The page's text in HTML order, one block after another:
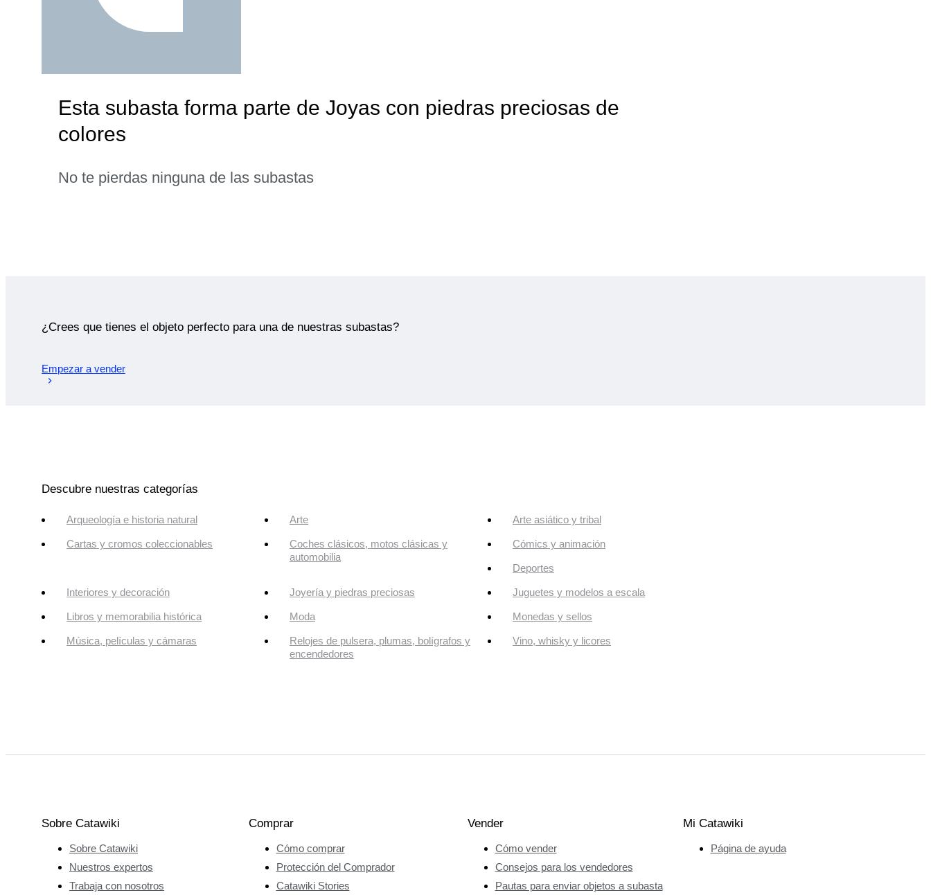
Esta subasta forma parte de Joyas con piedras preciosas de
colores
No te pierdas ninguna de las subastas
¿Crees que tienes el objeto perfecto para una de nuestras subastas?
Empezar a vender
Descubre nuestras categorías
Arqueología e historia natural Arte Arte asiático y tribal
Cartas y cromos coleccionables
Coches clásicos, motos clásicas y
automobilia
Cómics y animación
Deportes
Interiores y decoración Joyería y piedras preciosas Juguetes y modelos a escala
Libros y memorabilia histórica Moda Monedas y sellos
Música, películas y cámaras
Relojes de pulsera, plumas, bolígrafos y
encendedores
Vino, whisky y licores
Sobre Catawiki
Sobre Catawiki
Nuestros expertos
Trabaja con nosotros
Comprar
Cómo comprar
Protección del Comprador
Catawiki Stories
Vender
Cómo vender
Consejos para los vendedores
Pautas para enviar objetos a subasta
Mi Catawiki
Página de ayuda